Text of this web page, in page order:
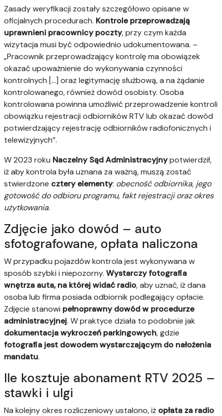
Zasady weryfikacji zostały szczegółowo opisane w
oficjalnych procedurach. Kontrole przeprowadzają
uprawnieni pracownicy poczty, przy czym każda
wizytacja musi być odpowiednio udokumentowana. –
„Pracownik przeprowadzający kontrolę ma obowiązek
okazać upoważnienie do wykonywania czynności
kontrolnych [...] oraz legitymację służbową, a na żądanie
kontrolowanego, również dowód osobisty. Osoba
kontrolowana powinna umożliwić przeprowadzenie kontroli
obowiązku rejestracji odbiorników RTV lub okazać dowód
potwierdzający rejestrację odbiorników radiofonicznych i
telewizyjnych”.
W 2023 roku Naczelny Sąd Administracyjnypotwierdził,
iż aby kontrola była uznana za ważną, muszą zostać
stwierdzone cztery elementy: obecność odbiornika, jego
gotowość do odbioru programu, fakt rejestracji oraz okres
użytkowania.
Zdjęcie jako dowód – auto
sfotografowane, opłata naliczona
W przypadku pojazdów kontrola jest wykonywana w
sposób szybki i niepozorny. Wystarczy fotografia
wnętrza auta, na której widać radio, aby uznać, iż dana
osoba lub firma posiada odbiornik podlegający opłacie.
Zdjęcie stanowi pełnoprawny dowód w procedurze
administracyjnej. W praktyce działa to podobnie jak
dokumentacja wykroczeń parkingowych, gdzie
fotografia jest dowodem wystarczającym do nałożenia
mandatu.
Ile kosztuje abonament RTV 2025 –
stawki i ulgi
Na kolejny okres rozliczeniowy ustalono, iż opłata za radio